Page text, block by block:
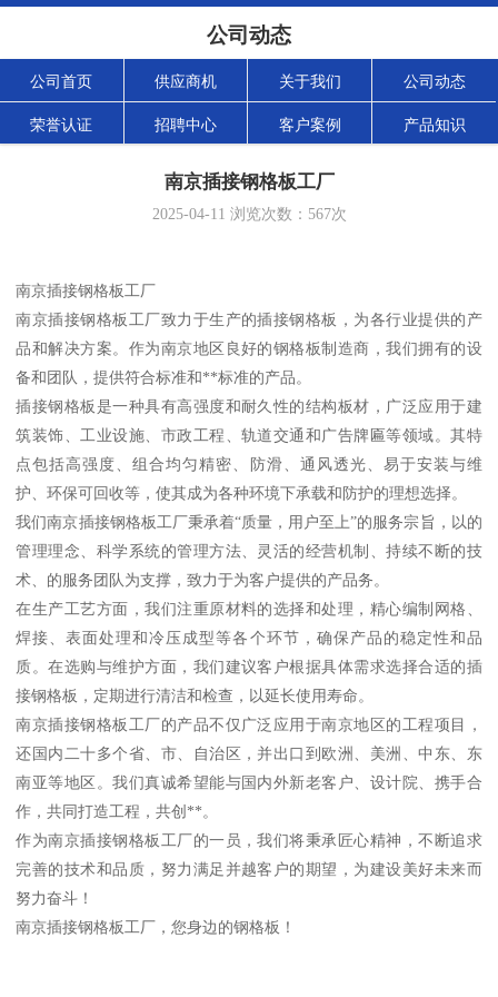
公司动态
公司首页 供应商机 关于我们 公司动态
荣誉认证 招聘中心 客户案例 产品知识
南京插接钢格板工厂
2025-04-11 浏览次数： 567次
南京插接钢格板工厂
南京插接钢格板工厂致力于生产的插接钢格板，为各行业提供的产
品和解决方案。作为南京地区良好的钢格板制造商，我们拥有的设
备和团队，提供符合标准和**标准的产品。
插接钢格板是一种具有高强度和耐久性的结构板材，广泛应用于建
筑装饰、工业设施、市政工程、轨道交通和广告牌匾等领域。其特
点包括高强度、组合均匀精密、防滑、通风透光、易于安装与维
护、环保可回收等，使其成为各种环境下承载和防护的理想选择。
我们南京插接钢格板工厂秉承着“质量，用户至上”的服务宗旨，以的
管理理念、科学系统的管理方法、灵活的经营机制、持续不断的技
术、的服务团队为支撑，致力于为客户提供的产品务。
在生产工艺方面，我们注重原材料的选择和处理，精心编制网格、
焊接、表面处理和冷压成型等各个环节，确保产品的稳定性和品
质。在选购与维护方面，我们建议客户根据具体需求选择合适的插
接钢格板，定期进行清洁和检查，以延长使用寿命。
南京插接钢格板工厂的产品不仅广泛应用于南京地区的工程项目，
还国内二十多个省、市、自治区，并出口到欧洲、美洲、中东、东
南亚等地区。我们真诚希望能与国内外新老客户、设计院、携手合
作，共同打造工程，共创**。
作为南京插接钢格板工厂的一员，我们将秉承匠心精神，不断追求
完善的技术和品质，努力满足并越客户的期望，为建设美好未来而
努力奋斗！
南京插接钢格板工厂，您身边的钢格板！